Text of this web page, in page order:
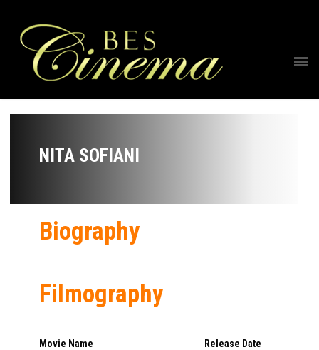
NITA SOFIANI
Biography
Filmography
Movie Name Release Date